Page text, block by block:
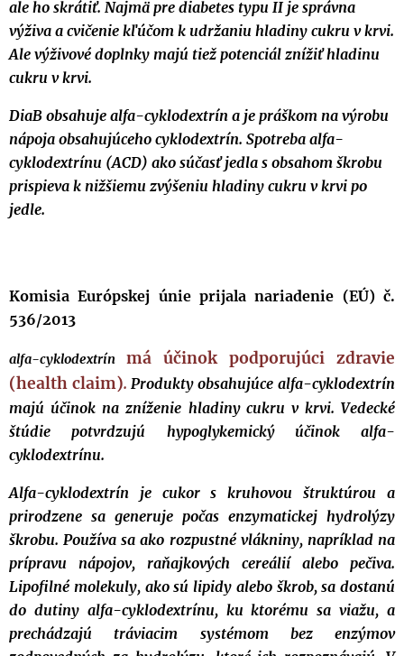
ale ho skrátiť. Najmä pre diabetes typu II je správna
výživa a cvičenie kľúčom k udržaniu hladiny cukru v krvi.
Ale výživové doplnky majú tiež potenciál znížiť hladinu
cukru v krvi.
DiaB obsahuje alfa-cyklodextrín a je práškom na výrobu
nápoja obsahujúceho cyklodextrín. Spotreba alfa-
cyklodextrínu (ACD) ako súčasť jedla s obsahom škrobu
prispieva k nižšiemu zvýšeniu hladiny cukru v krvi po
jedle.
Komisia Európskej únie prijala nariadenie (EÚ) č.
536/2013
alfa-cyklodextrín má účinok podporujúci zdravie
(health claim). Produkty obsahujúce alfa-cyklodextrín
majú účinok na zníženie hladiny cukru v krvi. Vedecké
štúdie potvrdzujú hypoglykemický účinok alfa-
cyklodextrínu.
Alfa-cyklodextrín je cukor s kruhovou štruktúrou a
prirodzene sa generuje počas enzymatickej hydrolýzy
škrobu. Používa sa ako rozpustné vlákniny, napríklad na
prípravu nápojov, raňajkových cereálií alebo pečiva.
Lipofilné molekuly, ako sú lipidy alebo škrob, sa dostanú
do dutiny alfa-cyklodextrínu, ku ktorému sa viažu, a
prechádzajú tráviacim systémom bez enzýmov